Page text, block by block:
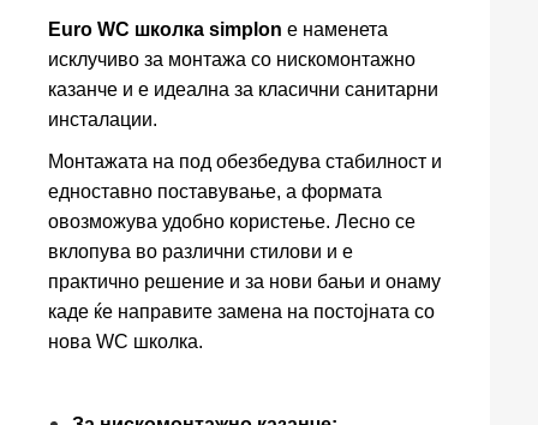
Euro WC школка simplon е наменета
исклучиво за монтажа со нискомонтажно
казанче и е идеална за класични санитарни
инсталации.
Монтажата на под обезбедува стабилност и
едноставно поставување, а формата
овозможува удобно користење. Лесно се
вклопува во различни стилови и е
практично решение и за нови бањи и онаму
каде ќе направите замена на постојната со
нова WC школка.